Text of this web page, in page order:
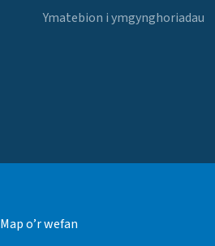
Ymatebion i ymgynghoriadau
Map o’r wefan